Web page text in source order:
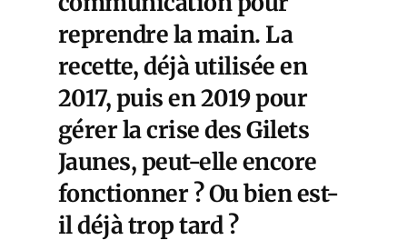
reprendre la main. La
recette, déjà utilisée en
2017, puis en 2019 pour
gérer la crise des Gilets
Jaunes, peut-elle encore
fonctionner ? Ou bien est-
il déjà trop tard ?